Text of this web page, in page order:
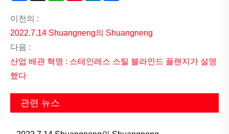
이전의 :
2022.7.14 Shuangneng의 Shuangneng
다음 :
산업 배관 혁명 : 스테인레스 스틸 블라인드 플랜지가 설명
했다
관련 뉴스